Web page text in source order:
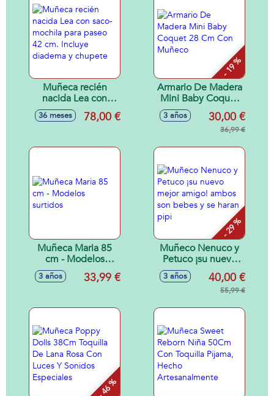
Muñeca recién
nacida Lea con
saco-mochila para
paseo 42 cm.
36 meses 78,00 €
- 19 %
Armario De Madera
Mini Baby Coquet
28 Cm Con
Muñeco
3 años 30,00 €
36,99 €
Muñeca Maria 85
cm - Modelos
surtidos
3 años 33,99 €
- 29 %
Muñeco Nenuco y
Petuco ¡su nuevo
mejor amigo!
ambos son bebes y
se haran pipi
3 años 40,00 €
55,99 €
- 46 %